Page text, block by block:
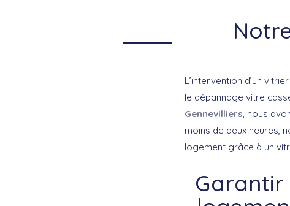
L’intervention d’un
le dépannage vitre
Gennevilliers, nous
moins de deux heures,
logement grâce à un